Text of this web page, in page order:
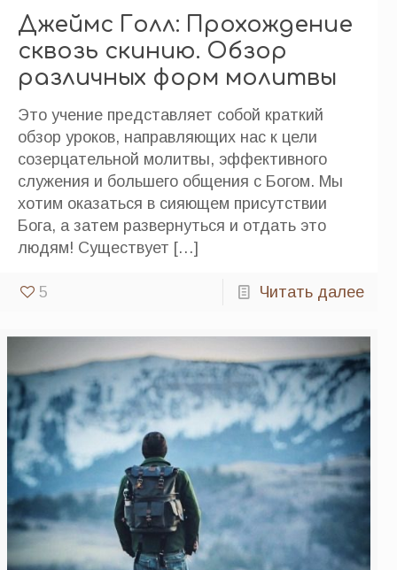
Джеймс Голл: Прохождение
сквозь скинию. Обзор
различных форм молитвы
Это учение представляет собой краткий
обзор уроков, направляющих нас к цели
созерцательной молитвы, эффективного
служения и большего общения с Богом. Мы
хотим оказаться в сияющем присутствии
Бога, а затем развернуться и отдать это
людям! Существует […]
5 Читать далее